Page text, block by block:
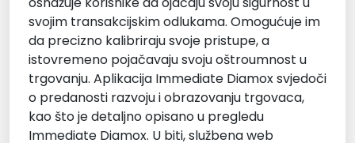
svojim transakcijskim odlukama. Omogućuje im
da precizno kalibriraju svoje pristupe, a
istovremeno pojačavaju svoju oštroumnost u
trgovanju. Aplikacija Immediate Diamox svjedoči
o predanosti razvoju i obrazovanju trgovaca,
kao što je detaljno opisano u pregledu
Immediate Diamox. U biti, službena web